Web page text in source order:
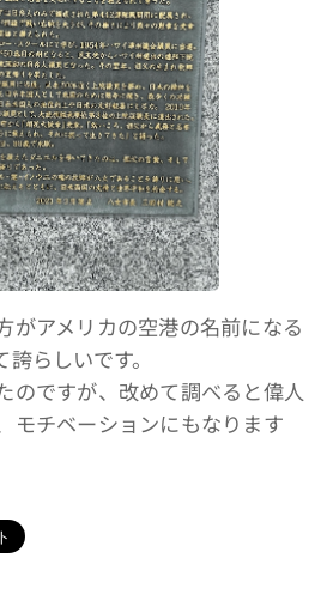
がアメリカの空港の名前になる
らしいです。
のですが、改めて調べると偉人
モチベーションにもなります